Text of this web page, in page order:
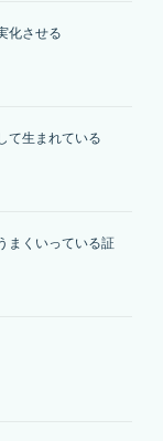
化させる
て生まれている
まくいっている証